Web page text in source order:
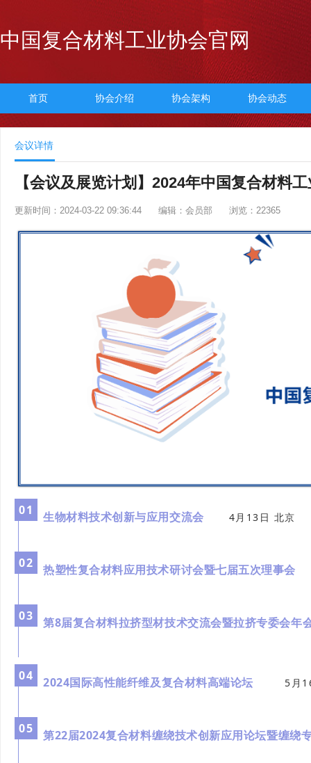
中国复合材料工业协会官网
首页 协会介绍 协会架构 协会动态
会议详情
【会议及展览计划】2024年中国复合材料
更新时间：2024-03-22 09:36:44 编辑：会员部 浏览：22365
01 生物材料技术创新与应用交流会 4月13日 北京
02 热塑性复合材料应用技术研讨会暨七届五次理
03 第8届复合材料拉挤型材技术交流会暨拉挤专委
04 2024国际高性能纤维及复合材料高端论坛 5月
05 第22届2024复合材料缠绕技术创新应用论坛暨